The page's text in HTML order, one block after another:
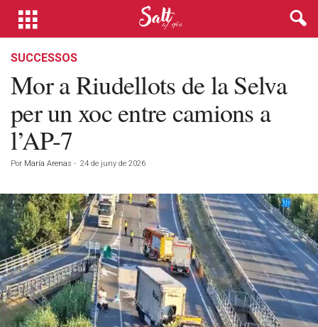
SUCCESSOS
Mor a Riudellots de la Selva
per un xoc entre camions a
l’AP-7
Por María Arenas - 24 de juny de 2026